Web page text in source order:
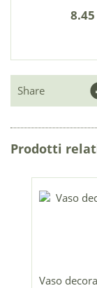
8.45
Share
Prodotti
Vaso